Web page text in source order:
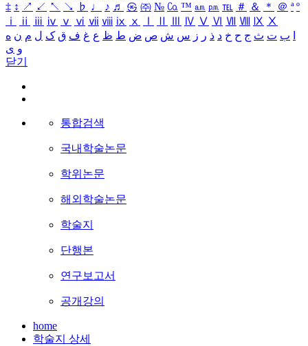
‡ ↕ ↗ ↙ ↖ ↘ ♭ ♩ ♪ ♬ ㉿ ㈜ № ㏇ ™ ㏂ ㏘ ℡ ＃ ＆ ＊ ＠ ª º
ⅰ
ⅱ ⅲ ⅳ ⅴ ⅵ ⅶ ⅷ ⅸ ⅹ Ⅳ Ⅴ Ⅵ Ⅶ Ⅷ Ⅸ Ⅹ
ب ت ث ج ح خ د ذ ر ز س ش ص ض ط ظ ع غ ف ق ک ل م ن ه
و ی
닫기
통합검색
국내학술논문
학위논문
해외학술논문
학술지
단행본
연구보고서
공개강의
home
학술지 상세